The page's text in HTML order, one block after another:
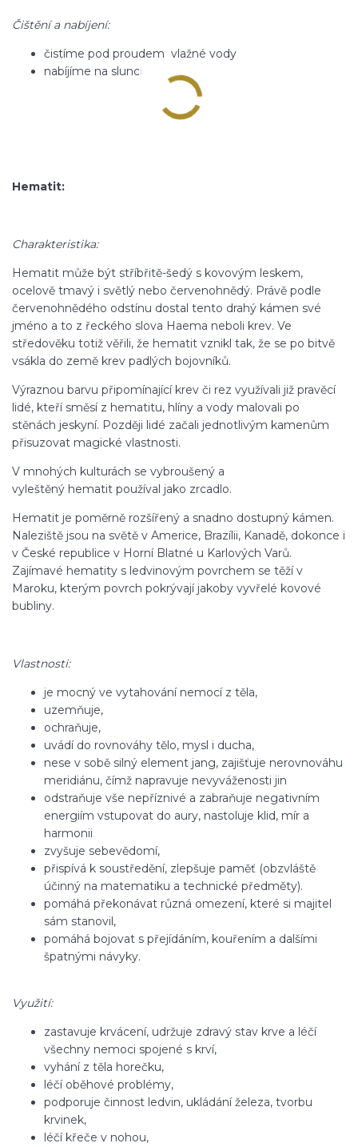
Čištění a nabíjení:
čistíme pod proudem vlažné vody
nabíjíme na slunci
Hematit:
Charakteristika:
Hematit může být stříbřitě-šedý s kovovým leskem,
ocelově tmavý i světlý nebo červenohnědý. Právě podle
červenohnědého odstínu dostal tento drahý kámen své
jméno a to z řeckého slova Haema neboli krev. Ve
středověku totiž věřili, že hematit vznikl tak, že se po bitvě
vsákla do země krev padlých bojovníků.
Výraznou barvu připomínající krev či rez využívali již pravěcí
lidé, kteří směsí z hematitu, hlíny a vody malovali po
stěnách jeskyní. Později lidé začali jednotlivým kamenům
přisuzovat magické vlastnosti.
V mnohých kulturách se vybroušený a
vyleštěný hematit používal jako zrcadlo.
Hematit je poměrně rozšířený a snadno dostupný kámen.
Naleziště jsou na světě v Americe, Brazílii, Kanadě, dokonce i
v České republice v Horní Blatné u Karlových Varů.
Zajímavé hematity s ledvinovým povrchem se těží v
Maroku, kterým povrch pokrývají jakoby vyvřelé kovové
bubliny.
Vlastnosti:
je mocný ve vytahování nemocí z těla,
uzemňuje,
ochraňuje,
uvádí do rovnováhy tělo, mysl i ducha,
nese v sobě silný element jang, zajišťuje nerovnováhu
meridiánu, čímž napravuje nevyváženosti jin
odstraňuje vše nepříznivé a zabraňuje negativním
energiím vstupovat do aury, nastoluje klid, mír a
harmonii
zvyšuje sebevědomí,
přispívá k soustředění, zlepšuje paměť (obzvláště
účinný na matematiku a technické předměty).
pomáhá překonávat různá omezení, které si majitel
sám stanovil,
pomáhá bojovat s přejídáním, kouřením a dalšími
špatnými návyky.
Využití:
zastavuje krvácení, udržuje zdravý stav krve a léčí
všechny nemoci spojené s krví,
vyhání z těla horečku,
léčí oběhové problémy,
podporuje činnost ledvin, ukládání železa, tvorbu
krvinek,
léčí křeče v nohou,